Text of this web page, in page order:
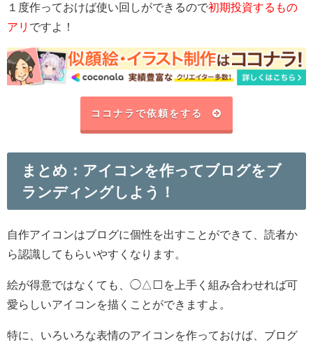
１度作っておけば使い回しができるので初期投資するもの
アリ ですよ！
ココナラで依頼をする
まとめ：アイコンを作ってブログをブ
ランディングしよう！
自作アイコンはブログに個性を出すことができて、読者か
ら認識してもらいやすくなります。
絵が得意ではなくても、◯△⬜を上手く組み合わせれば可
愛らしいアイコンを描くことができますよ。
特に、いろいろな表情のアイコンを作っておけば、ブログ